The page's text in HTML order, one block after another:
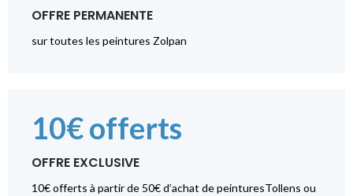
OFFRE PERMANENTE
sur toutes les peintures Zolpan
10€ offerts
OFFRE EXCLUSIVE
10€ offerts à partir de 50€ d’achat de peinturesTollens ou